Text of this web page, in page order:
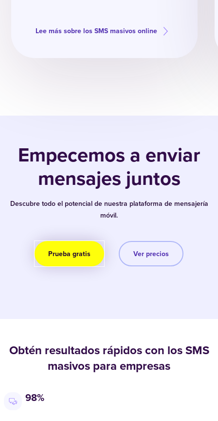
Lee más sobre los SMS masivos online
Empecemos a enviar
mensajes juntos
Descubre todo el potencial de nuestra plataforma de mensajería
móvil.
Prueba gratis Ver precios
Obtén resultados rápidos con los SMS
masivos para empresas
98%